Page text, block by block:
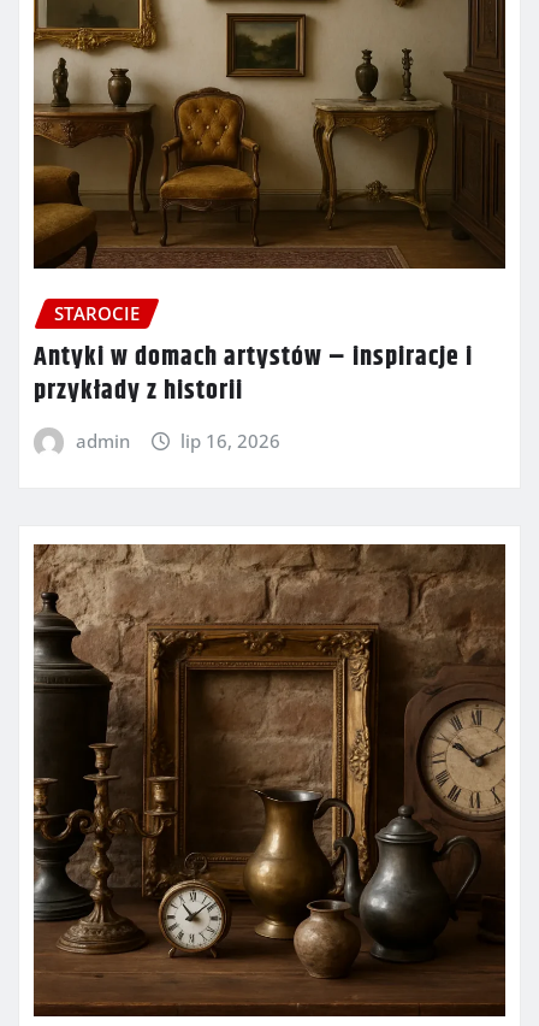
STAROCIE
Antyki w domach artystów – inspiracje i
przykłady z historii
admin lip 16, 2026